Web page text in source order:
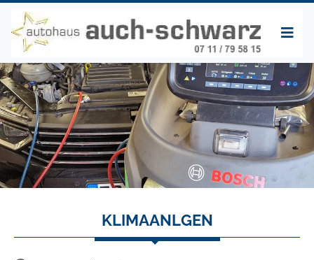
KLIMAANLGEN